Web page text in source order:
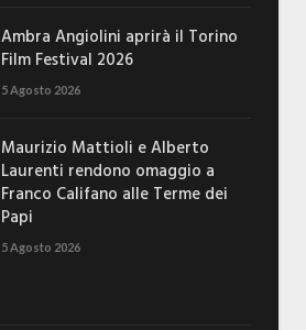
Ambra Angiolini aprirà il Torino
Film Festival 2026
5 Agosto 2026
Maurizio Mattioli e Alberto
Laurenti rendono omaggio a
Franco Califano alle Terme dei
Papi
5 Agosto 2026